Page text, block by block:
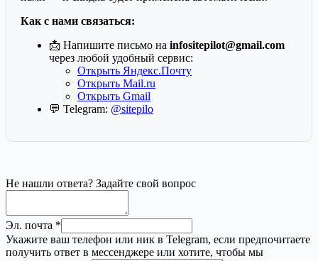
Как с нами связаться:
📩 Напишите письмо на infositepilot@gmail.com
через любой удобный сервис:
Открыть Яндекс.Почту
Открыть Mail.ru
Открыть Gmail
💬 Telegram: @sitepilo
Не
Не нашли ответа? Задайте свой вопрос
Эл. почта *
Укажите ваш телефон или ник в Telegram, если предпочитаете
получить ответ в мессенджере или хотите, чтобы мы